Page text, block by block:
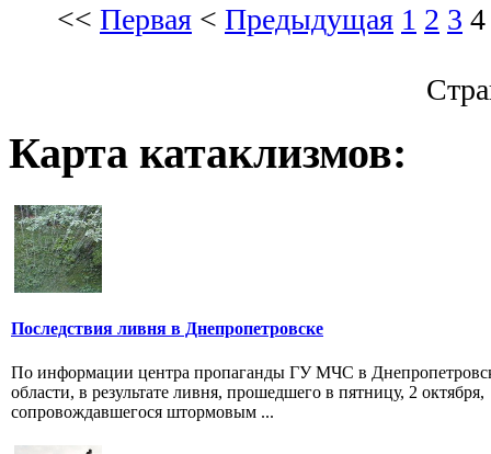
<< Первая < Предыдущая 1 2 3 4
Карта катаклизмов:
Последствия ливня в Днепропетровске
По информации центра пропаганды ГУ МЧС в
области, в результате ливня, прошедшего в пятницу, 2 октября,
сопровождавшегося штормовым ...